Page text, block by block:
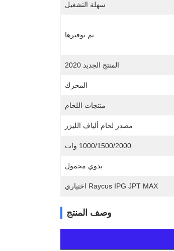
سهلة التشغيل
تم توفيرها
المنتج الجديد 2020
المحرك
منتجات اللحام
مصدر لحام ألياف الليزر
1000/1500/2000 وات
يدوي محمول
Raycus IPG JPT MAX اختياري
وصف المنتج